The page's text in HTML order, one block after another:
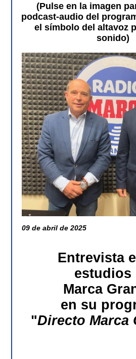
(Pulse en la imagen
podcast-audio del
el símbolo del altavoz
sonido)
09 de abril de 2025
Entrevista
estudios
Marca
en su
"Directo Marca